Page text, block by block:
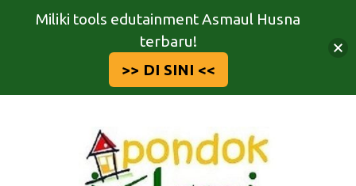
Miliki tools edutainment Asmaul Husna
terbaru!
>> DI SINI <<